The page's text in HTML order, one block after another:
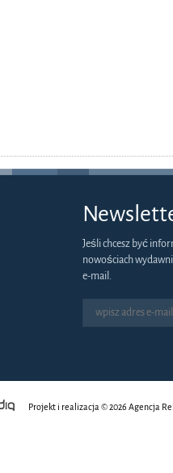
Jeśli chcesz być
nowościach
e-mail.
Projekt i realizacja © 2026 Agencja